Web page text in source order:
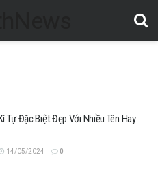
Tự Đặc Biệt Đẹp Với Nhiều Tên Hay
14/05/2024 0